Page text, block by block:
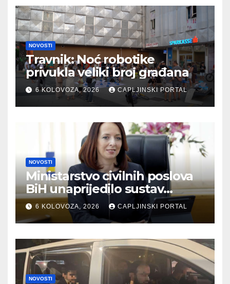
NOVOSTI
Travnik: Noć robotike
privukla veliki broj građana
6 KOLOVOZA, 2026 CAPLJINSKI PORTAL
NOVOSTI
Ministarstvo civilnih poslova
BiH unaprijedilo sustav
registracije sportskih
organizacija
6 KOLOVOZA, 2026 CAPLJINSKI PORTAL
NOVOSTI